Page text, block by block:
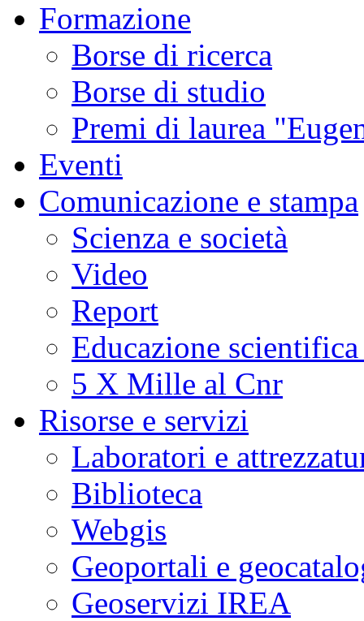
Formazione
Borse di ricerca
Borse di studio
Premi di laurea
Eventi
Comunicazione e stampa
Scienza e società
Video
Report
Educazione
5 X Mille al Cnr
Risorse e servizi
Laboratori e
Biblioteca
Webgis
Geoportali e
Geoservizi IREA